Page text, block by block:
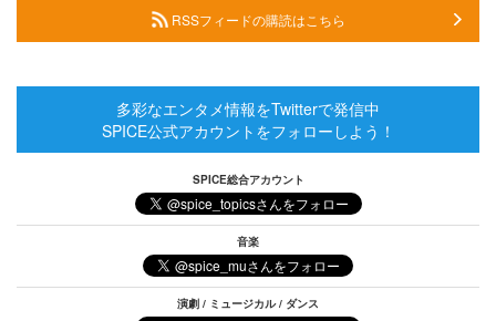
RSSフィードの購読はこちら
多彩なエンタメ情報をTwitterで発信中
SPICE公式アカウントをフォローしよう！
SPICE総合アカウント
音楽
演劇 / ミュージカル / ダンス